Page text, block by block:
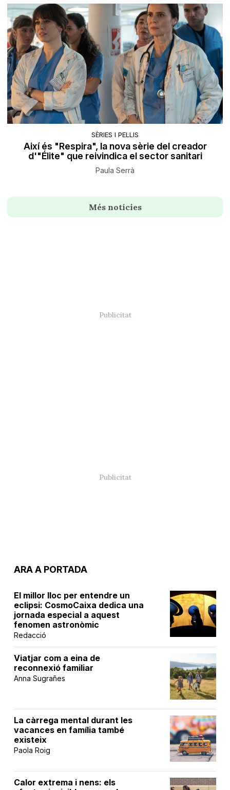
SÈRIES I PEL·LIS
Així és "Respira", la nova sèrie del creador
d'"Élite" que reivindica el sector sanitari
Paula Serrà
Més notícies
ARA A PORTADA
El millor lloc per entendre un
eclipsi: CosmoCaixa dedica una
jornada especial a aquest
fenomen astronòmic
Redacció
Viatjar com a eina de
reconnexió familiar
Anna Sugrañes
La càrrega mental durant les
vacances en família també
existeix
Paola Roig
Calor extrema i nens: els